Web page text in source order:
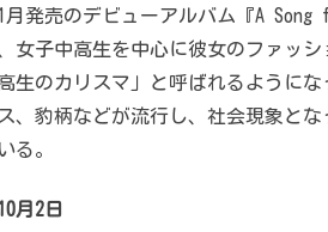
月発売のデビューアルバム『A
女子中高生を中心に彼女のファッ
生のカリスマ」と呼ばれるように
、豹柄などが流行し、社会現象と
る。
月2日